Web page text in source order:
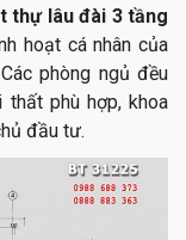
thự lâu đài 3 tầng
hoạt cá nhân của
phòng ngủ đều
phù hợp, khoa
đầu tư.